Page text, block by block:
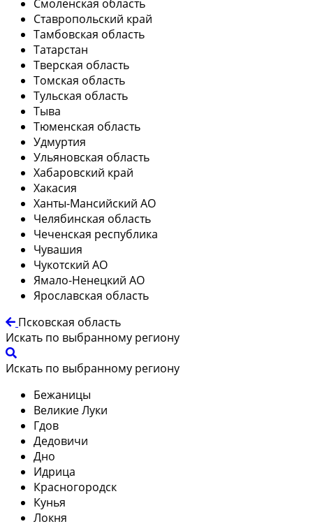
Смоленская область
Ставропольский край
Тамбовская область
Татарстан
Тверская область
Томская область
Тульская область
Тыва
Тюменская область
Удмуртия
Ульяновская область
Хабаровский край
Хакасия
Ханты-Мансийский АО
Челябинская область
Чеченская республика
Чувашия
Чукотский АО
Ямало-Ненецкий АО
Ярославская область
Псковская область
Искать по выбранному региону
Искать по выбранному региону
Бежаницы
Великие Луки
Гдов
Дедовичи
Дно
Идрица
Красногородск
Кунья
Локня